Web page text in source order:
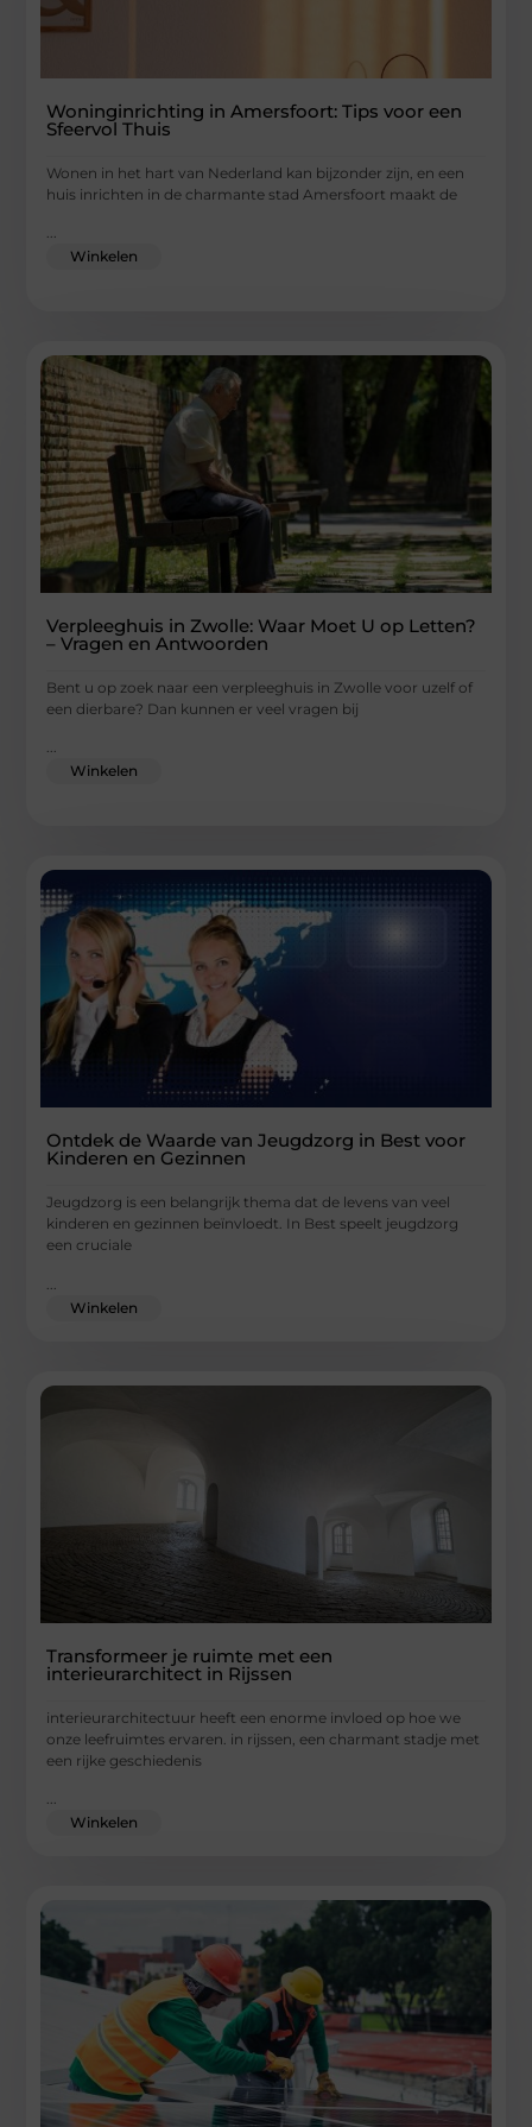
Woninginrichting in Amersfoort: Tips voor een
Sfeervol Thuis
Wonen in het hart van Nederland kan bijzonder zijn, en een
huis inrichten in de charmante stad Amersfoort maakt de
...
Winkelen
Verpleeghuis in Zwolle: Waar Moet U op Letten?
– Vragen en Antwoorden
Bent u op zoek naar een verpleeghuis in Zwolle voor uzelf of
een dierbare? Dan kunnen er veel vragen bij
...
Winkelen
Ontdek de Waarde van Jeugdzorg in Best voor
Kinderen en Gezinnen
Jeugdzorg is een belangrijk thema dat de levens van veel
kinderen en gezinnen beïnvloedt. In Best speelt jeugdzorg
een cruciale
Winkelen
Transformeer je ruimte met een
interieurarchitect in Rijssen
interieurarchitectuur heeft een enorme invloed op hoe we
onze leefruimtes ervaren. in rijssen, een charmant stadje met
een rijke geschiedenis
...
Winkelen